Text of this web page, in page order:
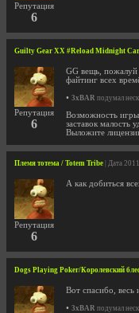
Репутация
6
Guilty Gear XX #Reload Midnight
Репутация
6
GG вещь, пожалуй
файтинг всех
• 3xBAR подумал
Возможность игры
заставок малость
Выложите
Племя тотема / Totem Tribe | Дата
Репутация
6
А как добиться
Dogs Playing Poker/Королевский
Вот спасибо, весь
• 3xBAR подумал